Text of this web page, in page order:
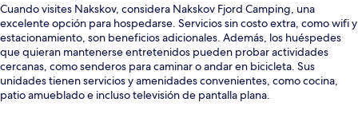
Cuando visites Nakskov, considera Nakskov Fjord Camping, una
excelente opción para hospedarse. Servicios sin costo extra, como wifi y
estacionamiento, son beneficios adicionales. Además, los huéspedes
que quieran mantenerse entretenidos pueden probar actividades
cercanas, como senderos para caminar o andar en bicicleta. Sus
unidades tienen servicios y amenidades convenientes, como cocina,
patio amueblado e incluso televisión de pantalla plana.